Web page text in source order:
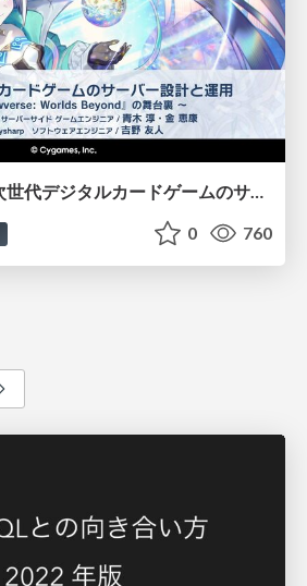
【CEDEC2026】次世代デジタルカードゲームのサーバー設計と運用 〜『Shadowverse: Worlds Beyond』の舞台裏～
0 760